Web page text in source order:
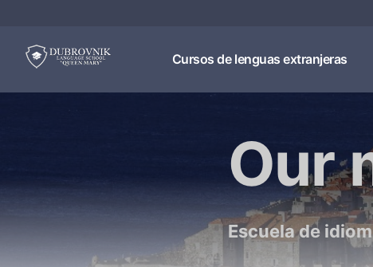
Cursos de lenguas extranjeras
Our
Escuela de